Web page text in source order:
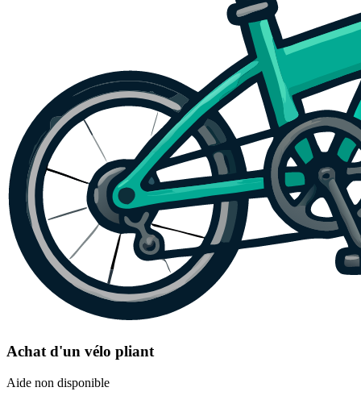
Achat d'un vélo pliant
Aide non disponible